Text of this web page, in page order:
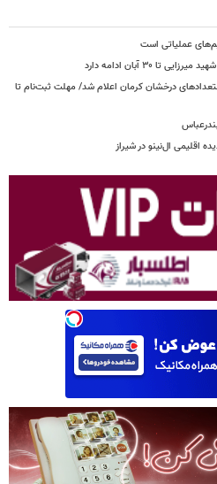
عملیاتی است
آبان ادامه دارد
درخشان کرمان اعلام شد/ مهلت ثبت‌نام تا
اقلیمی ال‌نینو در شیراز